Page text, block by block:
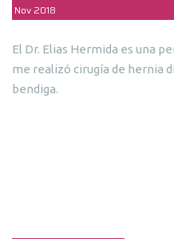
Nov 2018
El Dr. Elias Hermida es una
me realizó cirugía de hernia
bendiga.